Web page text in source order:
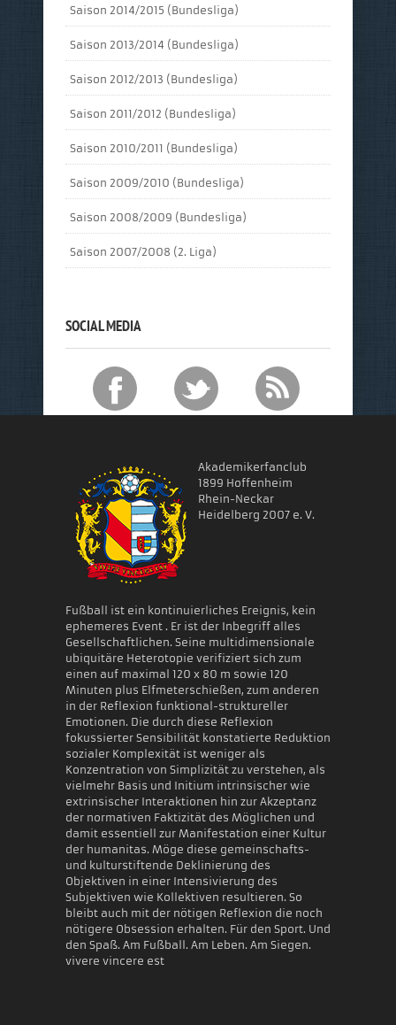
Saison 2014/2015 (Bundesliga)
Saison 2013/2014 (Bundesliga)
Saison 2012/2013 (Bundesliga)
Saison 2011/2012 (Bundesliga)
Saison 2010/2011 (Bundesliga)
Saison 2009/2010 (Bundesliga)
Saison 2008/2009 (Bundesliga)
Saison 2007/2008 (2. Liga)
SOCIAL MEDIA
Akademikerfanclub
1899 Hoffenheim
Rhein-Neckar
Heidelberg 2007 e. V.
Fußball ist ein kontinuierliches Ereignis, kein
ephemeres Event . Er ist der Inbegriff alles
Gesellschaftlichen. Seine multidimensionale
ubiquitäre Heterotopie verifiziert sich zum
einen auf maximal 120 x 80 m sowie 120
Minuten plus Elfmeterschießen, zum anderen
in der Reflexion funktional-struktureller
Emotionen. Die durch diese Reflexion
fokussierter Sensibilität konstatierte Reduktion
sozialer Komplexität ist weniger als
Konzentration von Simplizität zu verstehen, als
vielmehr Basis und Initium intrinsischer wie
extrinsischer Interaktionen hin zur Akzeptanz
der normativen Faktizität des Möglichen und
damit essentiell zur Manifestation einer Kultur
der humanitas. Möge diese gemeinschafts-
und kulturstiftende Deklinierung des
Objektiven in einer Intensivierung des
Subjektiven wie Kollektiven resultieren. So
bleibt auch mit der nötigen Reflexion die noch
nötigere Obsession erhalten. Für den Sport. Und
den Spaß. Am Fußball. Am Leben. Am Siegen.
vivere vincere est